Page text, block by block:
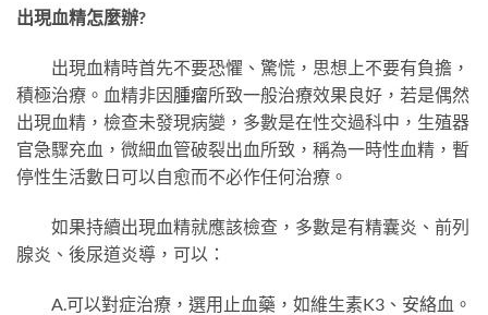
出現血精怎麼辦?
出現血精時首先不要恐懼、驚慌，思想上不要有負擔，
積極治療。血精非因腫瘤所致一般治療效果良好，若是偶然
出現血精，檢查未發現病變，多數是在性交過科中，生殖器
官急驟充血，微細血管破裂出血所致，稱為一時性血精，暫
停性生活數日可以自愈而不必作任何治療。
如果持續出現血精就應該檢查，多數是有精囊炎、前列
腺炎、後尿道炎導，可以：
A.可以對症治療，選用止血藥，如維生素K3、安絡血。